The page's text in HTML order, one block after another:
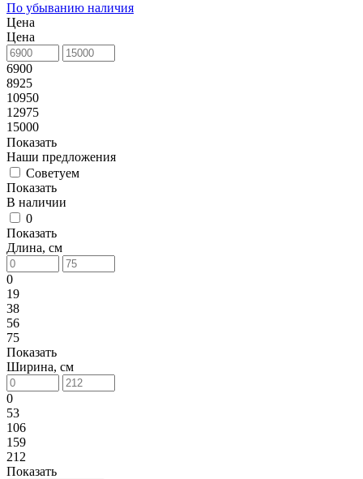
По убыванию наличия
Цена
Цена
6900
8925
10950
12975
15000
Показать
Наши предложения
Советуем
Показать
В наличии
0
Показать
Длина, см
0
19
38
56
75
Показать
Ширина, см
0
53
106
159
212
Показать